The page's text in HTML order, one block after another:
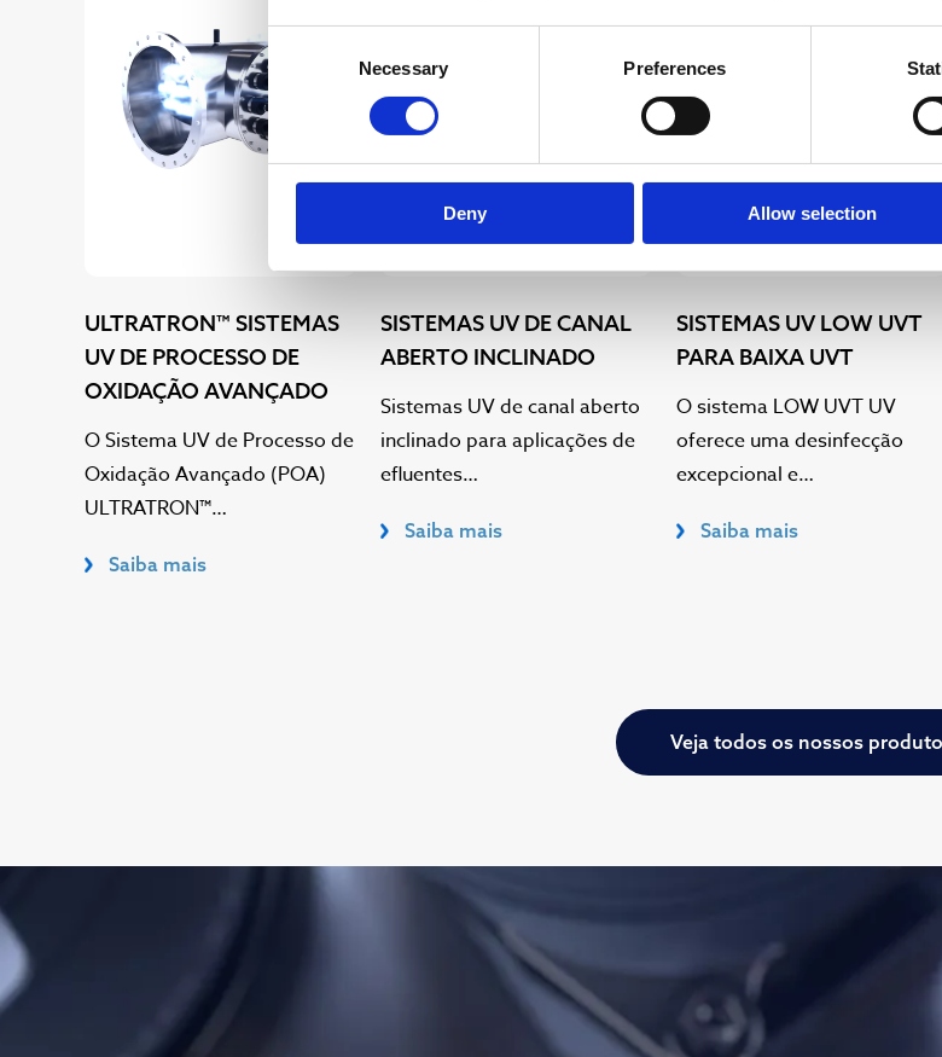
Consent
Selection
Necessary Preferences
Deny Allow selection
ULTRATRON™ SISTEMAS
UV DE PROCESSO DE
OXIDAÇÃO AVANÇADO
O Sistema UV de Processo de
Oxidação Avançado (POA)
ULTRATRON™…
Saiba mais
SISTEMAS UV DE CANAL
ABERTO INCLINADO
Sistemas UV de canal aberto
inclinado para aplicações de
efluentes…
Saiba mais
SISTEMAS UV LOW UVT
PARA BAIXA UVT
O sistema LOW UVT UV
oferece uma desinfecção
excepcional e…
Saiba mais
Veja todos os nossos